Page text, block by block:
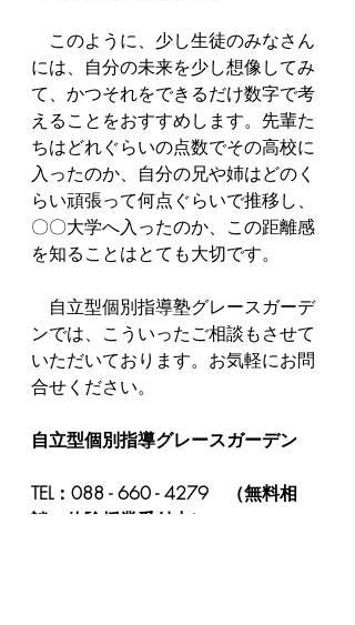
このように、少し生徒のみなさん
には、自分の未来を少し想像してみ
て、かつそれをできるだけ数字で考
えることをおすすめします。先輩た
ちはどれぐらいの点数でその高校に
入ったのか、自分の兄や姉はどのく
らい頑張って何点ぐらいで推移し、
〇〇大学へ入ったのか、この距離感
を知ることはとても大切です。
自立型個別指導塾グレースガーデ
ンでは、こういったご相談もさせて
いただいております。お気軽にお問
合せください。
自立型個別指導グレースガーデン
TEL：088 - 660 - 4279　（無料相
談、体験授業受付中）